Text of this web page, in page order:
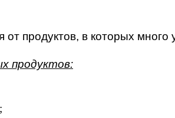
продуктов, в которых много
продуктов: